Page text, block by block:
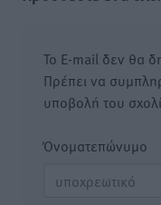
Το E-mail δεν θα
Πρέπει να
υποβολή του
Όνοματεπώνυμο